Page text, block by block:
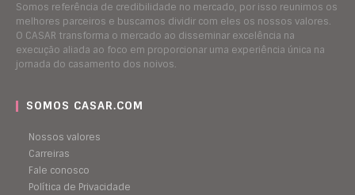
Somos referência de credibilidade no mercado, por isso reunimos os
melhores parceiros e buscamos dividir com eles os nossos valores.
O CASAR transforma o mercado ao disseminar excelência na
execução aliada ao foco em proporcionar uma experiência única na
jornada do casamento dos noivos.
SOMOS CASAR.COM
Nossos valores
Carreiras
Fale conosco
Política de Privacidade